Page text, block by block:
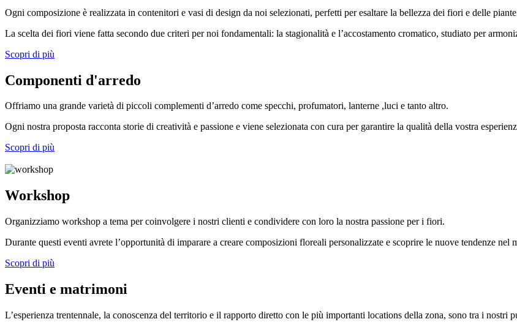
Ogni composizione è realizzata in contenitori e vasi di design da noi selezionati, perfetti per esaltare la bellezza dei fiori e delle
La scelta dei fiori viene fatta secondo due criteri per noi fondamentali: la stagionalità e l’accostamento cromatico, studiato per
Scopri di più
Componenti d'arredo
Offriamo una grande varietà di piccoli complementi d’arredo come specchi, profumatori, lanterne ,luci e tanto altro.
Ogni nostra proposta racconta storie di creatività e passione e viene selezionata con cura per garantire la qualità della vostra
Scopri di più
Workshop
Organizziamo workshop a tema per coinvolgere i nostri clienti e condividere con loro la nostra passione per i fiori.
Durante questi eventi avrete l’opportunità di imparare a creare composizioni floreali personalizzate e scoprire le nuove tendenze nel
Scopri di più
Eventi e matrimoni
L’esperienza trentennale, la conoscenza del territorio e il rapporto diretto con le più importanti locations della zona, sono tra i nostri